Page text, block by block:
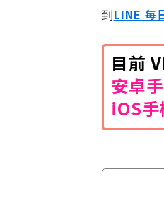
到LINE 每
目前
安卓
iOS